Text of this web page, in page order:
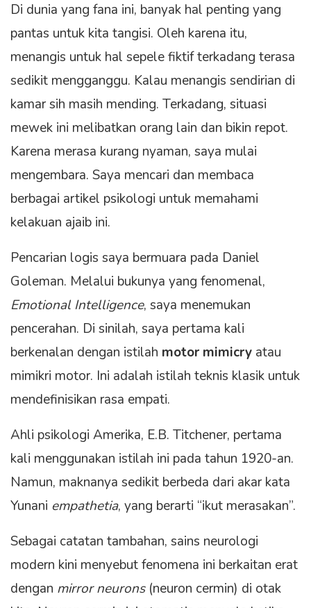
Di dunia yang fana ini, banyak hal penting yang
pantas untuk kita tangisi. Oleh karena itu,
menangis untuk hal sepele fiktif terkadang terasa
sedikit mengganggu. Kalau menangis sendirian di
kamar sih masih mending. Terkadang, situasi
mewek ini melibatkan orang lain dan bikin repot.
Karena merasa kurang nyaman, saya mulai
mengembara. Saya mencari dan membaca
berbagai artikel psikologi untuk memahami
kelakuan ajaib ini.
Pencarian logis saya bermuara pada Daniel
Goleman. Melalui bukunya yang fenomenal,
Emotional Intelligence, saya menemukan
pencerahan. Di sinilah, saya pertama kali
berkenalan dengan istilah motor mimicry atau
mimikri motor. Ini adalah istilah teknis klasik untuk
mendefinisikan rasa empati.
Ahli psikologi Amerika, E.B. Titchener, pertama
kali menggunakan istilah ini pada tahun 1920-an.
Namun, maknanya sedikit berbeda dari akar kata
Yunani empathetia, yang berarti “ikut merasakan”.
Sebagai catatan tambahan, sains neurologi
modern kini menyebut fenomena ini berkaitan erat
dengan mirror neurons(neuron cermin) di otak